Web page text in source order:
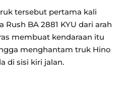
tersebut pertama kali
BA 2881 KYU dari arah
membuat kendaraan itu
menghantam truk Hino
di sisi kiri jalan.